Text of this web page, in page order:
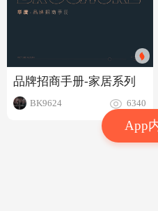
App
品牌招商手册-家居系列
BK9624 6340